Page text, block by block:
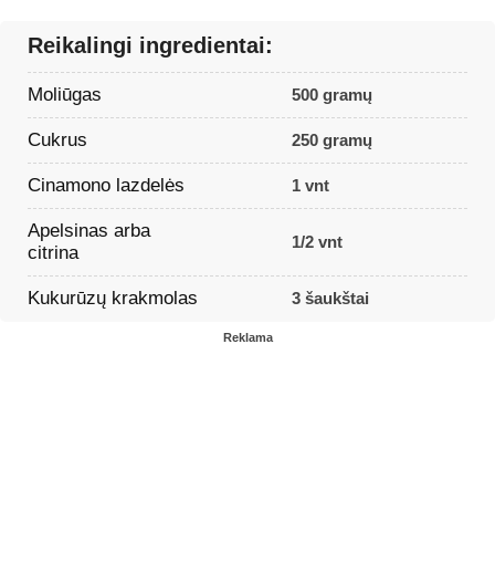
Reikalingi ingredientai:
Moliūgas 500 gramų
Cukrus 250 gramų
Cinamono lazdelės 1 vnt
Apelsinas arba
citrina
1/2 vnt
Kukurūzų krakmolas 3 šaukštai
Reklama